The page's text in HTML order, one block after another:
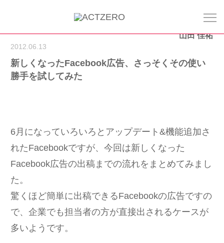
山田 佳祐
2012.06.13
新しくなったFacebook広告、さっそくその使い
勝手を試してみた
6月になっていろいろとアップデート&機能追加さ
れたFacebookですが、今回は新しくなった
Facebook広告の出稿までの流れをまとめてみまし
た。
驚くほど簡単に出稿できるFacebookの広告ですの
で、企業でも担当者の方が直接出されるケースが
多いようです。